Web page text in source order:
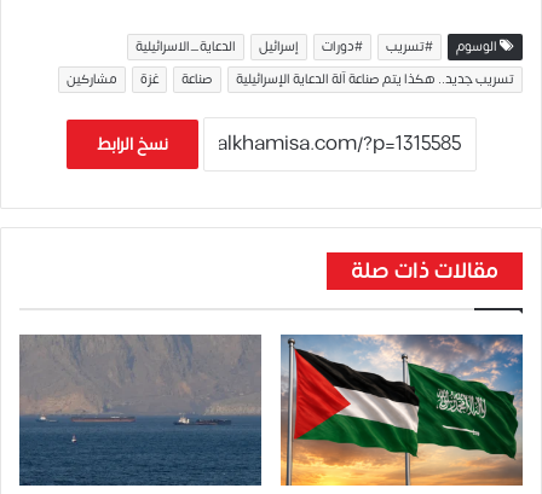
الوسوم #تسريب #دورات إسرائيل
الدعاية_الاسرائيلية
تسريب جديد.. هكذا يتم صناعة آلة الدعاية الإسرائيلية
صناعة غزة مشاركين
نسخ الرابط
مقالات ذات صلة